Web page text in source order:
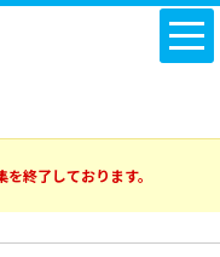
終了しております。